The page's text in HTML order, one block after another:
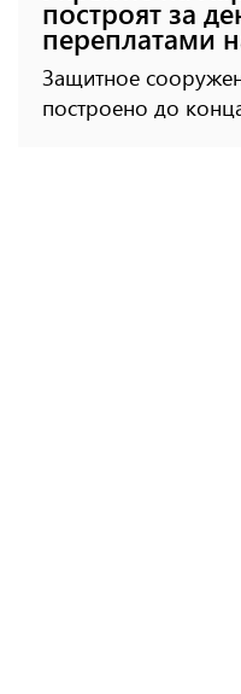
построят за
переплатами
Защитное
построено до